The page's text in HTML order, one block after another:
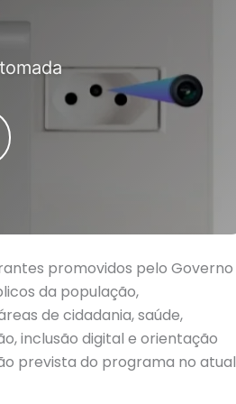
cores e tamanhos
gratuitamente
promovidos pelo Governo
da população,
de cidadania, saúde,
inclusão digital e orientação
prevista do programa no atual